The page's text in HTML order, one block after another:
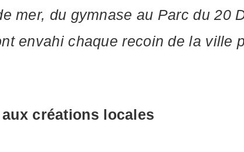
mer, du gymnase au Parc du 20
envahi chaque recoin de la ville
créations locales